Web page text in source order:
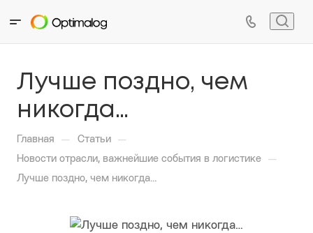
Лучше поздно, чем
никогда…
Главная — Статьи —
Новости отрасли, важнейшие события в логистике —
Лучше поздно, чем никогда…